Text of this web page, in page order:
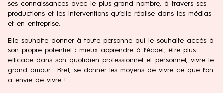
ses connaissances avec le plus grand nombre, à travers ses
productions et les interventions qu’elle réalise dans les médias
et en entreprise.
Elle souhaite donner à toute personne qui le souhaite accès à
son propre potentiel : mieux apprendre à l’écoel, être plus
efficace dans son quotidien professionnel et personnel, vivre le
grand amour… Bref, se donner les moyens de vivre ce que l’on
a envie de vivre !